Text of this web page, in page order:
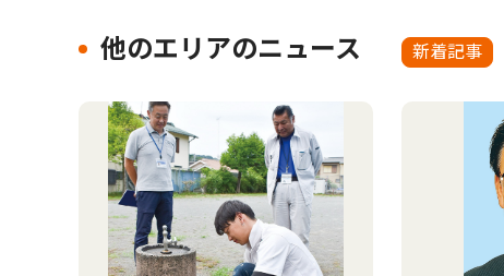
他のエリアのニュース 新着記事